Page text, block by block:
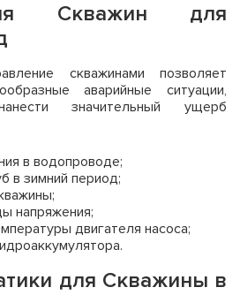
Скважин для
скважинами позволяет
аварийные ситуации,
значительный ущерб
в водопроводе;
в зимний период;
напряжения;
двигателя насоса;
для Скважины в